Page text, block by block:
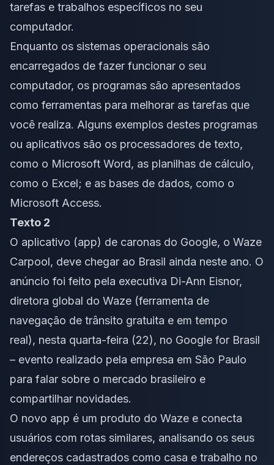
tarefas e trabalhos específicos no seu
computador.
Enquanto os sistemas operacionais são
encarregados de fazer funcionar o seu
computador, os programas são apresentados
como ferramentas para melhorar as tarefas que
você realiza. Alguns exemplos destes programas
ou aplicativos são os processadores de texto,
como o Microsoft Word, as planilhas de cálculo,
como o Excel; e as bases de dados, como o
Microsoft Access.
Texto 2
O aplicativo (app) de caronas do Google, o Waze
Carpool, deve chegar ao Brasil ainda neste ano. O
anúncio foi feito pela executiva Di-Ann Eisnor,
diretora global do Waze (ferramenta de
navegação de trânsito gratuita e em tempo
real), nesta quarta-feira (22), no Google for Brasil
– evento realizado pela empresa em São Paulo
para falar sobre o mercado brasileiro e
compartilhar novidades.
O novo app é um produto do Waze e conecta
usuários com rotas similares, analisando os seus
endereços cadastrados como casa e trabalho no